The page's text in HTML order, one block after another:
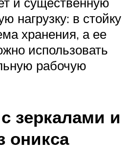
нагрузку: в стойку
хранения, а ее
использовать
рабочую
зеркалами и
оникса